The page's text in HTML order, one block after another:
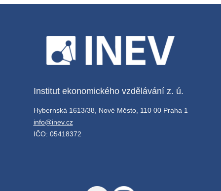
Institut ekonomického vzdělávání z. ú.
Hybernská 1613/38, Nové Město, 110 00 Praha 1
info@inev.cz
IČO: 05418372